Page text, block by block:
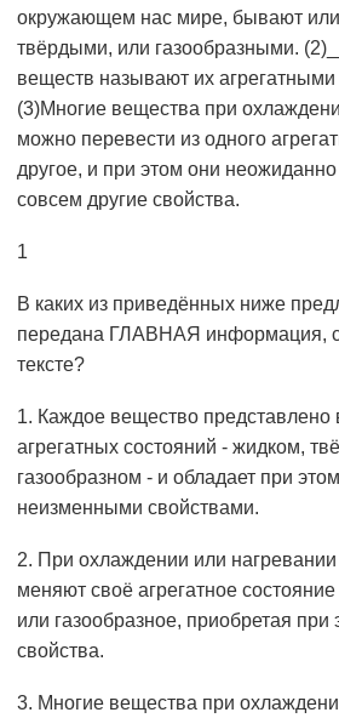
окружающем нас мире, бывают
твёрдыми, или газообразными.
веществ называют их
(3)Многие вещества при
можно перевести из одного
другое, и при этом они
совсем другие свойства.
1
В каких из приведённых ниже
передана ГЛАВНАЯ информация,
тексте?
1. Каждое вещество представлено
агрегатных состояний - жидком,
газообразном - и обладает при
неизменными свойствами.
2. При охлаждении или
меняют своё агрегатное
или газообразное, приобретая при
свойства.
3. Многие вещества при